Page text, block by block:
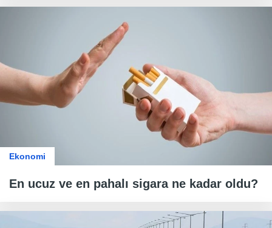
Ekonomi
En ucuz ve en pahalı sigara ne kadar oldu?